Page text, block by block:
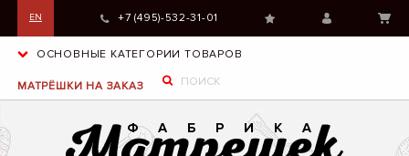
EN +7 (495)-532-31-01
ОСНОВНЫЕ КАТЕГОРИИ ТОВАРОВ
МАТРЁШКИ НА ЗАКАЗ